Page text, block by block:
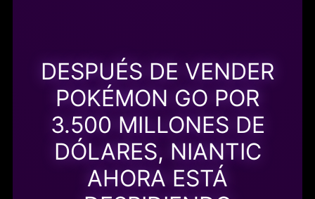
DESPUÉS DE VENDER
POKÉMON GO POR
3.500 MILLONES DE
DÓLARES, NIANTIC
AHORA ESTÁ